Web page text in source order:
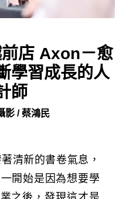
店 Axon－愈
學習成長的人
師
影 / 蔡鴻民
清新的書卷氣息，
開始是因為想要學